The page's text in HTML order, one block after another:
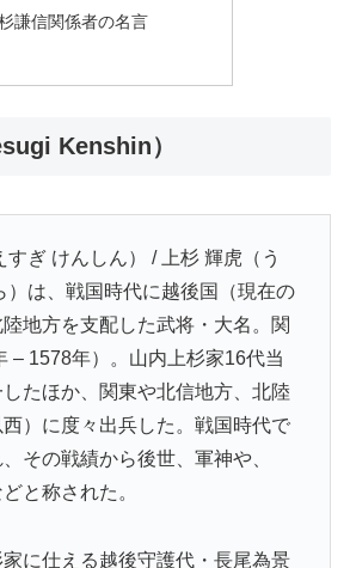
杉謙信関係者の名言
Kenshin）
ぎ けんしん） / 上杉 輝虎（う
）は、戦国時代に越後国（現在の
地方を支配した武将・大名。関
– 1578年）。山内上杉家16代当
たほか、関東や北信地方、北陸
）に度々出兵した。戦国時代で
その戦績から後世、軍神や、
と称された。
に仕える越後守護代・長尾為景